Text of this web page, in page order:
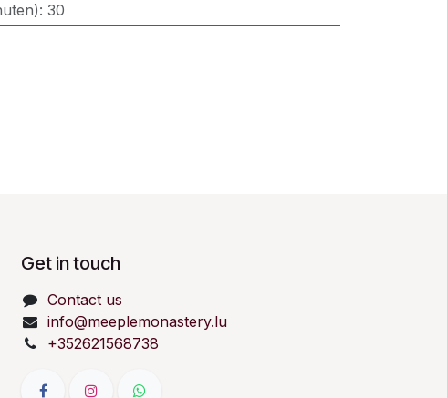
: 30
Get in touch
Contact us
info@meeplemonastery.lu
+352621568738